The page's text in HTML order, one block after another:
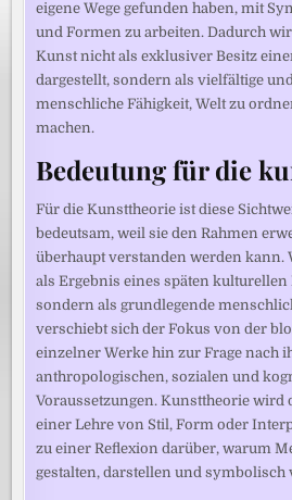
eigene Wege gefunden haben, mit
und Formen zu arbeiten. Dadurch
Kunst nicht als exklusiver Besitz
dargestellt, sondern als vielfältige
menschliche Fähigkeit, Welt zu
machen.
Bedeutung für die
Für die Kunsttheorie ist diese
bedeutsam, weil sie den Rahmen
überhaupt verstanden werden kann.
als Ergebnis eines späten
sondern als grundlegende
verschiebt sich der Fokus von der
einzelner Werke hin zur Frage nach
anthropologischen, sozialen und
Voraussetzungen. Kunsttheorie wird
einer Lehre von Stil, Form oder
zu einer Reflexion darüber, warum
gestalten, darstellen und symbolisch